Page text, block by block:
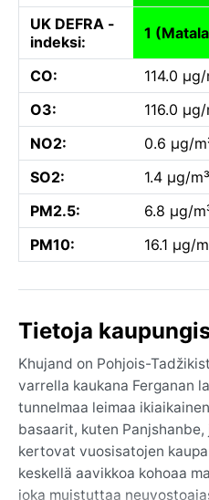
UK DEFRA -
indeksi:
1
CO:
114.0 µg/
O3:
116.0 µg/
NO2:
0.6 µg/
SO2:
1.4 µg/m³
PM2.5:
6.8 µg/
PM10:
16.1 µg/
Tietoja
Khujand on Pohjois-
varrella kaukana Ferganan
tunnelmaa leimaa
basaarit, kuten
kertovat vuosisatojen
keskellä aavikkoa kohoaa
joka muistuttaa